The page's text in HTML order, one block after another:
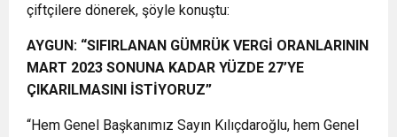
çiftçilere dönerek, şöyle konuştu:
AYGUN: “SIFIRLANAN GÜMRÜK VERGİ ORANLARININ
MART 2023 SONUNA KADAR YÜZDE 27’YE
ÇIKARILMASINI İSTİYORUZ”
“Hem Genel Başkanımız Sayın Kılıçdaroğlu, hem Genel